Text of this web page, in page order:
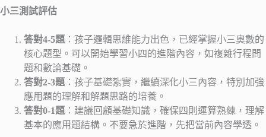
小三測試評估
答對4-5題 ：孩子邏輯思維能力出色，已經掌握小三奧數的
核心題型。可以開始學習小四的進階內容，如複雜行程問
題和數論基礎。
答對2-3題 ：孩子基礎紮實，繼續深化小三內容，特別加強
應用題的理解和解題思路的培養。
答對0-1題 ：建議回顧基礎知識，確保四則運算熟練，理解
基本的應用題結構。不要急於進階，先把當前內容學透。